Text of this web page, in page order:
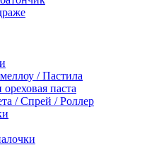
/ Пастила
паста
/ Спрей / Роллер